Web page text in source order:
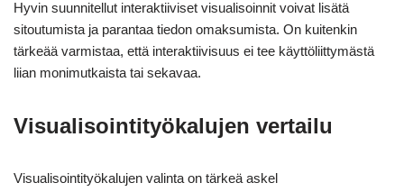
Hyvin suunnitellut interaktiiviset visualisoinnit voivat lisätä
sitoutumista ja parantaa tiedon omaksumista. On kuitenkin
tärkeää varmistaa, että interaktiivisuus ei tee käyttöliittymästä
liian monimutkaista tai sekavaa.
Visualisointityökalujen vertailu
Visualisointityökalujen valinta on tärkeä askel